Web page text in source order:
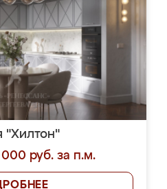
"Хилтон"
руб. за п.м.